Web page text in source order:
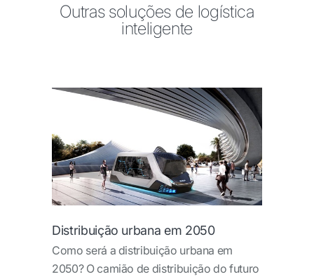
Outras soluções de logística
inteligente
Distribuição urbana em 2050
Como será a distribuição urbana em
2050? O camião de distribuição do futuro